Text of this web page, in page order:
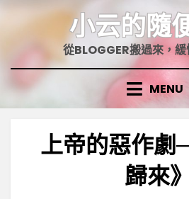
小云的隨
從BLOGGER搬過來，
MENU
上帝的惡作劇
歸來》